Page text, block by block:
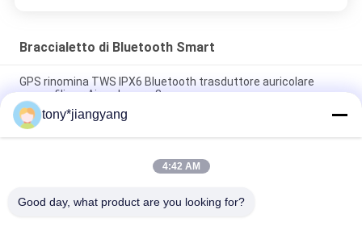
Braccialetto di Bluetooth Smart
GPS rinomina TWS IPX6 Bluetooth trasduttore auricolare
senza fili per Airpodes pro 3
Il carico senza fili impermeabile di IP67 15W ha personalizzato
Logo For Apple Huawei
caricatore senza fili rotondo ultra sottile di distanza 15W Qi di
tony*jiangyang
4:42 AM
Good day, what product are you looking for?